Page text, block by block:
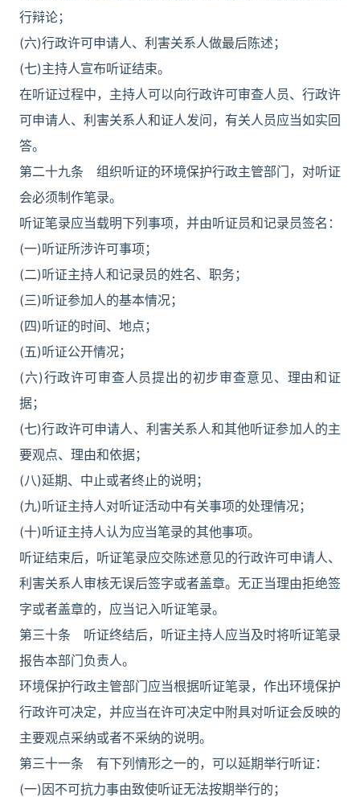
行辩论；
(六)行政许可申请人、利害关系人做最后陈述；
(七)主持人宣布听证结束。
在听证过程中，主持人可以向行政许可审查人员、行政许
可申请人、利害关系人和证人发问，有关人员应当如实回
答。
第二十九条 组织听证的环境保护行政主管部门，对听证
会必须制作笔录。
听证笔录应当载明下列事项，并由听证员和记录员签名：
(一)听证所涉许可事项；
(二)听证主持人和记录员的姓名、职务；
(三)听证参加人的基本情况；
(四)听证的时间、地点；
(五)听证公开情况；
(六)行政许可审查人员提出的初步审查意见、理由和证
据；
(七)行政许可申请人、利害关系人和其他听证参加人的主
要观点、理由和依据；
(八)延期、中止或者终止的说明；
(九)听证主持人对听证活动中有关事项的处理情况；
(十)听证主持人认为应当笔录的其他事项。
听证结束后，听证笔录应交陈述意见的行政许可申请人、
利害关系人审核无误后签字或者盖章。无正当理由拒绝签
字或者盖章的，应当记入听证笔录。
第三十条 听证终结后，听证主持人应当及时将听证笔录
报告本部门负责人。
环境保护行政主管部门应当根据听证笔录，作出环境保护
行政许可决定，并应当在许可决定中附具对听证会反映的
主要观点采纳或者不采纳的说明。
第三十一条 有下列情形之一的，可以延期举行听证：
(一)因不可抗力事由致使听证无法按期举行的；